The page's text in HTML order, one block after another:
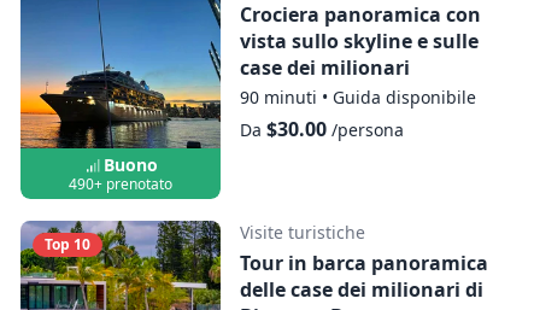
Buono
490+ prenotato
Crociera panoramica con
vista sullo skyline e sulle
case dei milionari
90 minuti • Guida disponibile
Da $30.00/persona
Top 10
Visite turistiche
Tour in barca panoramica
delle case dei milionari di